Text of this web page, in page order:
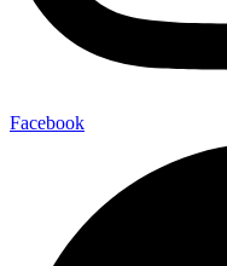
Facebook